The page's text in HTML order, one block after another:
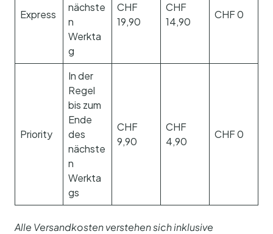
Express
nächste
n
Werkta
g
CHF
19,90
CHF
14,90
CHF 0
Priority
In der
Regel
bis zum
Ende
des
nächste
n
Werkta
gs
CHF
9,90
CHF
4,90
CHF 0
Alle Versandkosten verstehen sich inklusive